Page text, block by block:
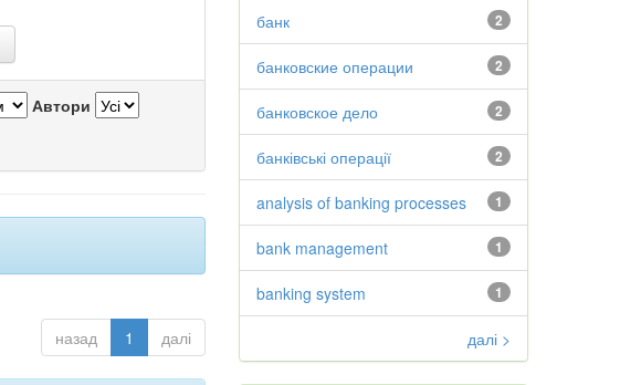
Автори
назад 1 далі
2
банк
2
банковские операции
2
банковское дело
2
банківські операції
1
analysis of banking processes
1
bank management
1
banking system
далі >